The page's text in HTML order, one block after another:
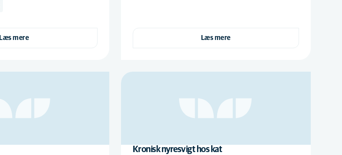
Læs mere Læs mere
Kronisk nyresvigt hos kat